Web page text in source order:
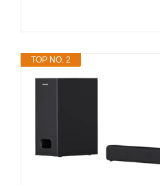
TOP NO. 2